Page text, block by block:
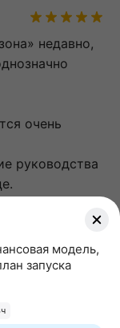
недавно,
очень
руководства
модель,
запуска